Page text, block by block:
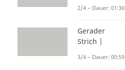
2/4 – Dauer: 01:30
Gerader
Strich |
3/4 – Dauer: 00:59